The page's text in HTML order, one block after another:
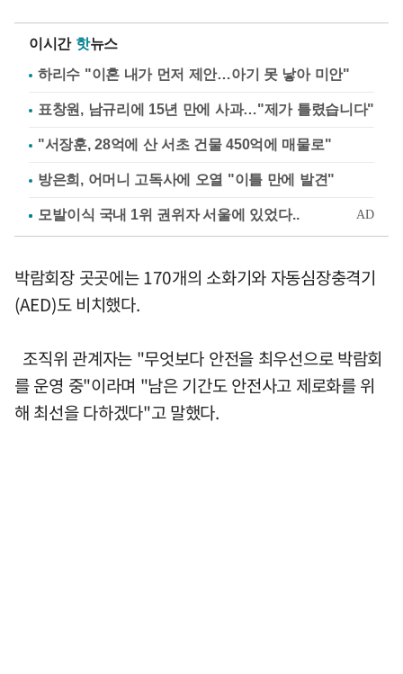
이시간 핫뉴스
하리수 "이혼 내가 먼저 제안…아기 못 낳아 미안"
표창원, 남규리에 15년 만에 사과…"제가 틀렸습니다"
"서장훈, 28억에 산 서초 건물 450억에 매물로"
방은희, 어머니 고독사에 오열 "이틀 만에 발견"
박람회장 곳곳에는 170개의 소화기와 자동심장충격기
(AED)도 비치했다.
조직위 관계자는 "무엇보다 안전을 최우선으로 박람회
를 운영 중"이라며 "남은 기간도 안전사고 제로화를 위
해 최선을 다하겠다"고 말했다.